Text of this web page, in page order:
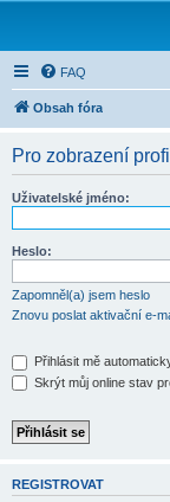
FAQ
Obsah fóra
Pro zobrazení
Uživatelské jméno:
Heslo:
Zapomněl(a) jsem heslo
Znovu poslat aktivační e-
Přihlásit mě
Skrýt můj online stav
REGISTROVAT